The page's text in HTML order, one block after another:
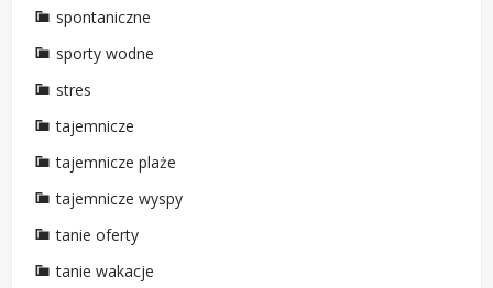
spontaniczne
sporty wodne
stres
tajemnicze
tajemnicze plaże
tajemnicze wyspy
tanie oferty
tanie wakacje